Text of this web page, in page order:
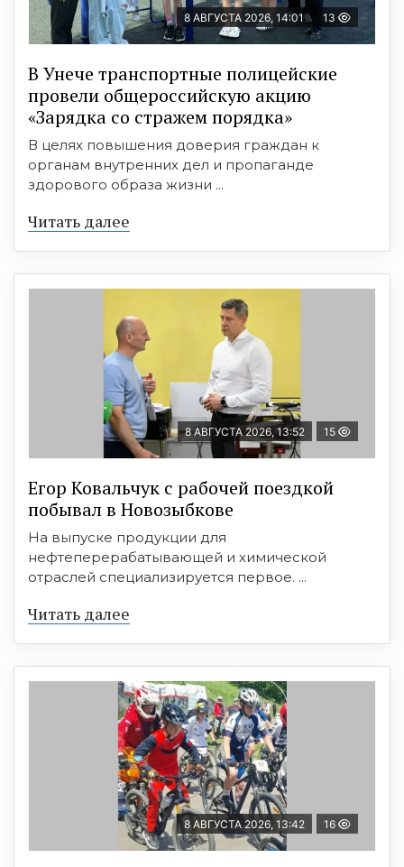
8 АВГУСТА 2026, 14:01 13
В Унече транспортные полицейские
провели общероссийскую акцию
«Зарядка со стражем порядка»
В целях повышения доверия граждан к
органам внутренних дел и пропаганде
здорового образа жизни ...
Читать далее
8 АВГУСТА 2026, 13:52 15
Егор Ковальчук с рабочей поездкой
побывал в Новозыбкове
На выпуске продукции для
нефтеперерабатывающей и химической
отраслей специализируется первое. ...
Читать далее
8 АВГУСТА 2026, 13:42 16